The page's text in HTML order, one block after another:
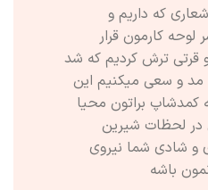
که داریم و
کارمون قرار
قرتی ترش کردیم که شد
مد و سعی میکنیم این
براتون محیا
در لحظات شیرین
و شادی شما نیروی
باشه